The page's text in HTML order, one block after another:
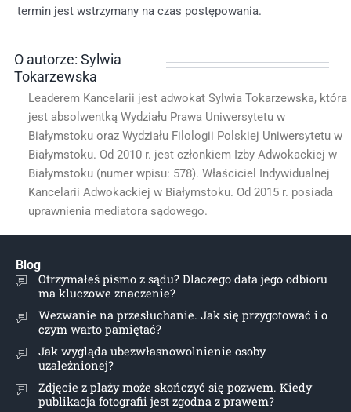
termin jest wstrzymany na czas postępowania.
O autorze: Sylwia
Tokarzewska
Leaderem Kancelarii jest adwokat Sylwia Tokarzewska, która
jest absolwentką Wydziału Prawa Uniwersytetu w
Białymstoku oraz Wydziału Filologii Polskiej Uniwersytetu w
Białymstoku. Od 2010 r. jest członkiem Izby Adwokackiej w
Białymstoku (numer wpisu: 578). Właściciel Indywidualnej
Kancelarii Adwokackiej w Białymstoku. Od 2015 r. posiada
uprawnienia mediatora sądowego.
Blog
Otrzymałeś pismo z sądu? Dlaczego data jego odbioru
ma kluczowe znaczenie?
Wezwanie na przesłuchanie. Jak się przygotować i o
czym warto pamiętać?
Jak wygląda ubezwłasnowolnienie osoby
uzależnionej?
Zdjęcie z plaży może skończyć się pozwem. Kiedy
publikacja fotografii jest zgodna z prawem?